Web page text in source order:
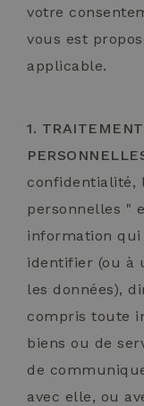
votre
vous est
applicable.
1.
confidentialité,
personnelles "
information qui
identifier (ou à
les données),
compris toute
biens ou de
de
avec elle, ou